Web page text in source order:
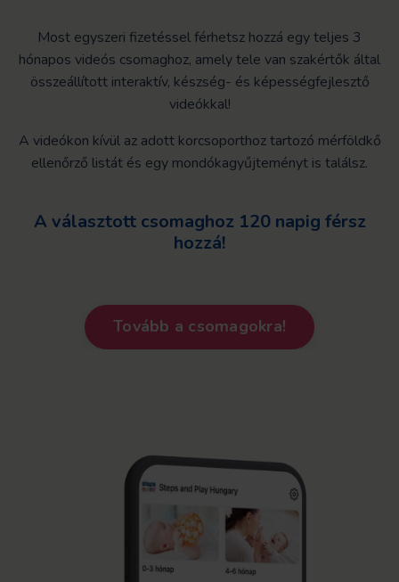
Most egyszeri fizetéssel férhetsz hozzá egy teljes 3
hónapos videós csomaghoz, amely tele van szakértők által
összeállított interaktív, készség- és képességfejlesztő
videókkal!
A videókon kívül az adott korcsoporthoz tartozó mérföldkő
ellenőrző listát és egy mondókagyűjteményt is találsz.
A választott csomaghoz 120 napig férsz
hozzá!
Tovább a csomagokra!